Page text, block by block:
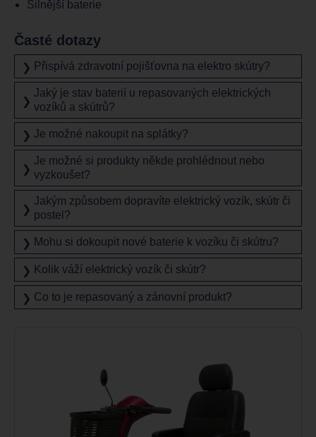
Silnější baterie
Časté dotazy
❯ Přispívá zdravotní pojišťovna na elektro skútry?
❯
Jaký je stav baterií u repasovaných elektrických
vozíků a skútrů?
❯ Je možné nakoupit na splátky?
❯
Je možné si produkty někde prohlédnout nebo
vyzkoušet?
❯
Jakým způsobem dopravíte elektrický vozík, skútr či
postel?
❯ Mohu si dokoupit nové baterie k vozíku či skútru?
❯ Kolik váží elektrický vozík či skútr?
❯ Co to je repasovaný a zánovní produkt?